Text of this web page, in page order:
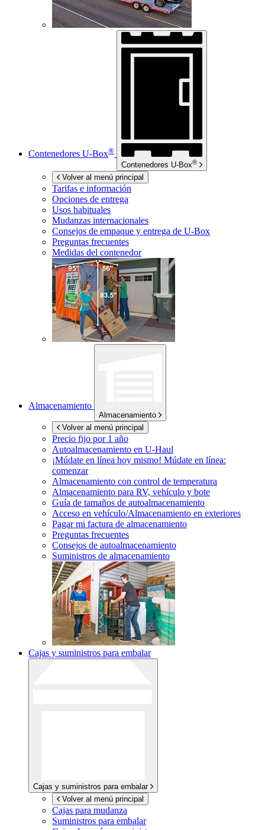
Contenedores U-Box®
Contenedores U-Box®
Volver al menú principal
Tarifas e información
Opciones de entrega
Usos habituales
Mudanzas internacionales
Consejos de empaque y entrega de U-Box
Preguntas frecuentes
Medidas del contenedor
Almacenamiento
Almacenamiento
Volver al menú principal
Precio fijo por 1 año
Autoalmacenamiento en U-Haul
¡Múdate en línea hoy mismo! Múdate en línea:
comenzar
Almacenamiento con control de temperatura
Almacenamiento para RV, vehículo y bote
Guía de tamaños de autoalmacenamiento
Acceso en vehículo/Almacenamiento en exteriores
Pagar mi factura de almacenamiento
Preguntas frecuentes
Consejos de autoalmacenamiento
Suministros de almacenamiento
Cajas y suministros para embalar
Cajas y suministros para embalar
Volver al menú principal
Cajas para mudanza
Suministros para embalar